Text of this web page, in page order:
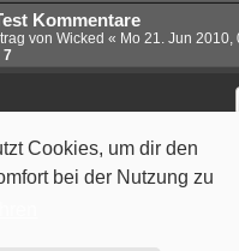
Cookies, um dir den
bei der Nutzung zu
Kommentare
von Wicked « Mo 21. Jun 2010,
7
0 Mitglieder und 3 Gäste